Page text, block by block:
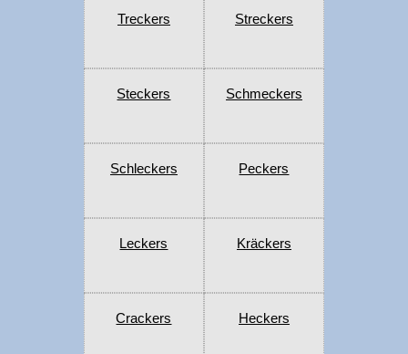
Treckers Streckers
Steckers Schmeckers
Schleckers Peckers
Leckers Kräckers
Crackers Heckers